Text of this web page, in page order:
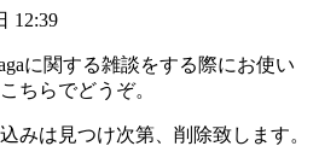
12:39
に関する雑談をする際にお使い
ちらでどうぞ。
みは見つけ次第、削除致します。